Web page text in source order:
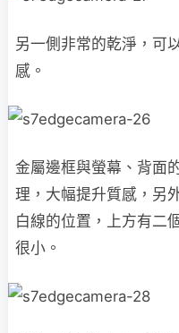
另一側非常的乾淨，可
感。
金屬邊框與螢幕、背面
理，大幅提升質感，另
白線的位置，上方有二
很小。